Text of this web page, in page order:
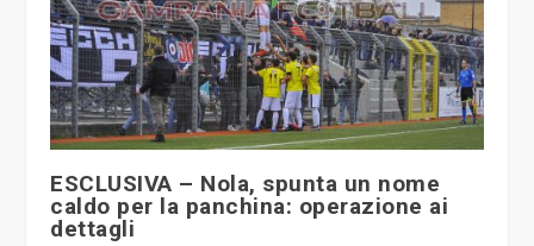
ESCLUSIVA – Nola, spunta un nome
caldo per la panchina: operazione ai
dettagli